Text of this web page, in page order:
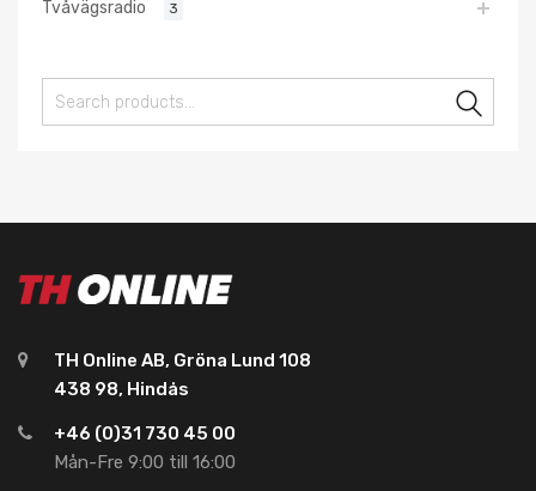
Tvåvägsradio 3
TH Online AB, Gröna Lund 108
438 98, Hindås
+46 (0)31 730 45 00
Mån-Fre 9:00 till 16:00